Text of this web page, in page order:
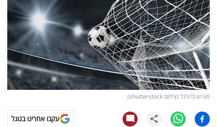
דעות
רכילות
עסקית
קריפטו
ויראלי
טלוויזיה
מגרש כדורגל (צילום shutterstock)
עקבו אחרינו בגוגל